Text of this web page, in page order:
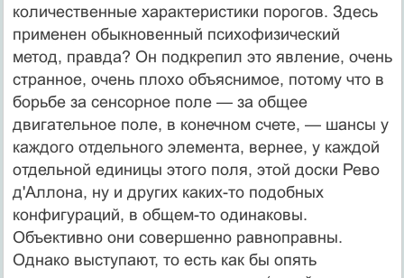
количественные характеристики порогов. Здесь
применен обыкновенный психофизический
метод, правда? Он подкрепил это явление, очень
странное, очень плохо объяснимое, потому что в
борьбе за сенсорное поле — за общее
двигательное поле, в конечном счете, — шансы у
каждого отдельного элемента, вернее, у каждой
отдельной единицы этого поля, этой доски Рево
д'Аллона, ну и других каких-то подобных
конфигураций, в общем-то одинаковы.
Объективно они совершенно равноправны.
Однако выступают, то есть как бы опять